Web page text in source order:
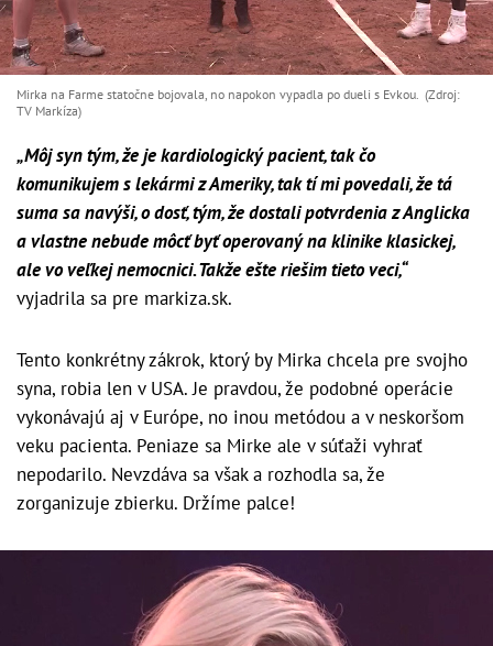
Mirka na Farme statočne bojovala, no napokon vypadla po dueli s Evkou. (Zdroj:
TV Markíza)
„Môj syn tým, že je kardiologický pacient, tak čo
komunikujem s lekármi z Ameriky, tak tí mi povedali, že tá
suma sa navýši, o dosť, tým, že dostali potvrdenia z Anglicka
a vlastne nebude môcť byť operovaný na klinike klasickej,
ale vo veľkej nemocnici. Takže ešte riešim tieto veci,“
vyjadrila sa pre markiza.sk.
Tento konkrétny zákrok, ktorý by Mirka chcela pre svojho
syna, robia len v USA. Je pravdou, že podobné operácie
vykonávajú aj v Európe, no inou metódou a v neskoršom
veku pacienta. Peniaze sa Mirke ale v súťaži vyhrať
nepodarilo. Nevzdáva sa však a rozhodla sa, že
zorganizuje zbierku. Držíme palce!